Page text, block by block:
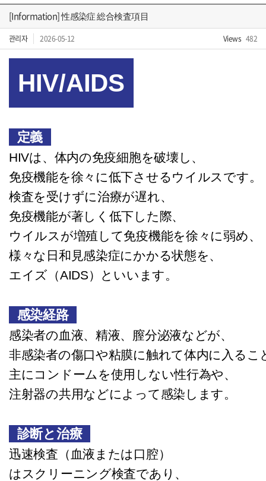
[Information] 性感染症 総合検査項目
관리자 2026-05-12 Views 482
HIV/AIDS
定義
HIVは、体内の免疫細胞を破壊し、
免疫機能を徐々に低下させるウイルスです。
検査を受けずに治療が遅れ、
免疫機能が著しく低下した際、
ウイルスが増殖して免疫機能を徐々に弱め、
様々な日和見感染症にかかる状態を、
エイズ（AIDS）といいます。
感染経路
感染者の血液、精液、膣分泌液などが、
非感染者の傷口や粘膜に触れて体内に入る
主にコンドームを使用しない性行為や、
注射器の共用などによって感染します。
診断と治療
迅速検査（血液または口腔）
はスクリーニング検査であり、